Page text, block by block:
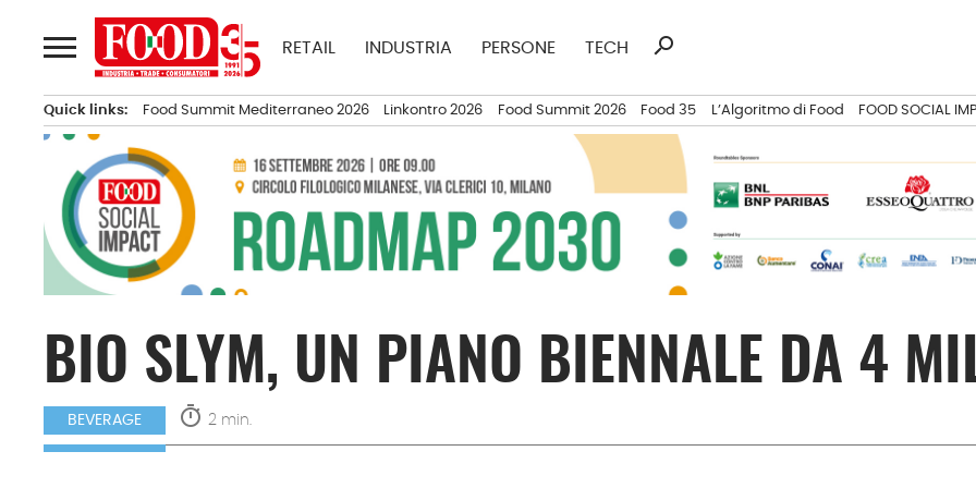
al
contenuto
RETAIL INDUSTRIA PERSONE TECH
Ricerca
search
Quick links: Food Summit Mediterraneo 2026 Linkontro 2026 Food Summit 2026 Food 35 L’Algoritmo di Food FOOD SOCIAL
BIO SLYM, UN PIANO BIENNALE DA 4
BEVERAGE timer 2 min.